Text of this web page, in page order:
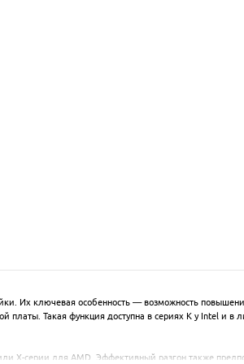
Их ключевая особенность — возможность
платы. Такая функция доступна в сериях K у Intel и в
X-серии для AMD. Эффективный разгон также